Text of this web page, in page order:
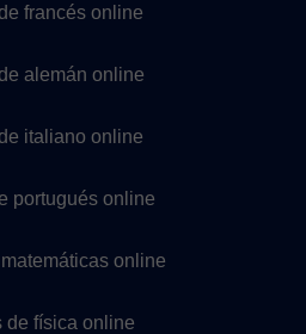
francés online
alemán online
italiano online
portugués online
online
de física online